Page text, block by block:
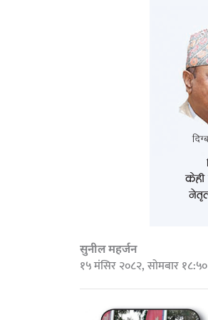
सुनील महर्जन
१५ मंसिर २०८२, सोमबार १८:५०